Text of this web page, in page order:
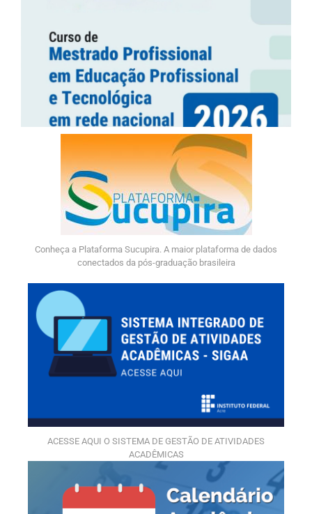
Conheça a Plataforma Sucupira. A maior plataforma de dados
conectados da pós-graduação brasileira
ACESSE AQUI O SISTEMA DE GESTÃO DE ATIVIDADES
ACADÊMICAS